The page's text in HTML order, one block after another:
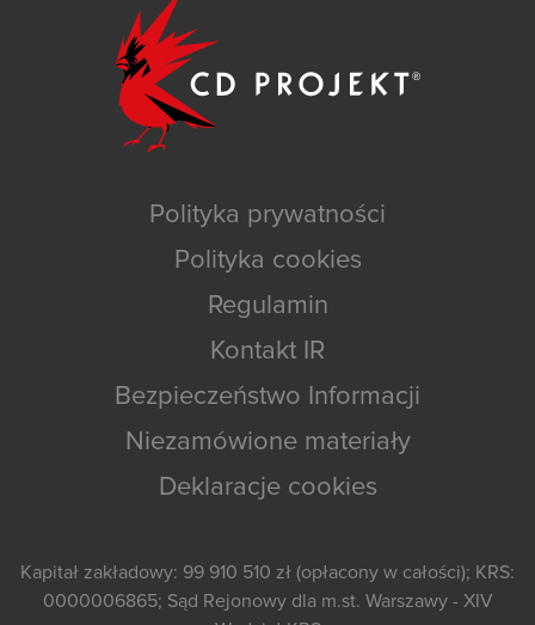
Polityka prywatności
Polityka cookies
Regulamin
Kontakt IR
Bezpieczeństwo Informacji
Niezamówione materiały
Deklaracje cookies
Kapitał zakładowy: 99 910 510 zł (opłacony w całości); KRS:
0000006865; Sąd Rejonowy dla m.st. Warszawy - XIV